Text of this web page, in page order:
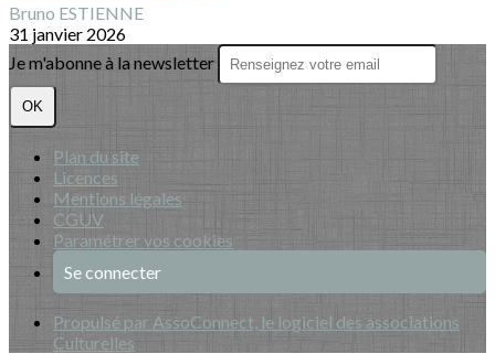
Bruno ESTIENNE
31 janvier 2026
Je m'abonne à la newsletter
OK
Plan du site
Licences
Mentions légales
CGUV
Paramétrer vos cookies
Se connecter
Propulsé par AssoConnect, le logiciel des associations
Culturelles